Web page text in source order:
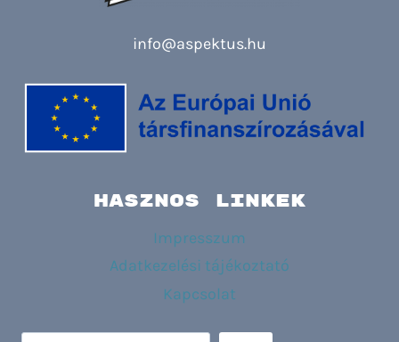
info@aspektus.hu
HASZNOS LINKEK
Impresszum
Adatkezelési tájékoztató
Kapcsolat